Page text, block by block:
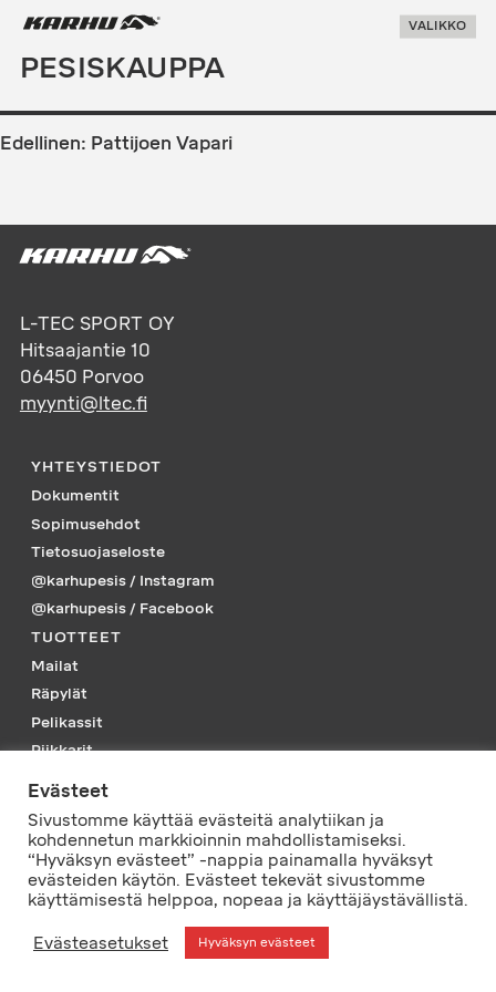
Suoraan
Karhu Pesis VALIKKO
PESISKAUPPA
ARTIKKELIEN
SELAUS
Edellinen: Pattijoen Vapari
L-TEC SPORT OY
Hitsaajantie 10
06450 Porvoo
myynti@ltec.fi
YHTEYSTIEDOT
Dokumentit
Sopimusehdot
Tietosuojaseloste
@karhupesis / Instagram
@karhupesis / Facebook
TUOTTEET
Mailat
Räpylät
Pelikassit
Piikkarit
PELISSÄ MUKANA
© L-Tec Sport Oy
Evästeet
Sivustomme käyttää evästeitä analytiikan ja
kohdennetun markkioinnin mahdollistamiseksi.
“Hyväksyn evästeet” -nappia painamalla hyväksyt
evästeiden käytön. Evästeet tekevät sivustomme
käyttämisestä helppoa, nopeaa ja käyttäjäystävällistä.
Evästeasetukset Hyväksyn evästeet